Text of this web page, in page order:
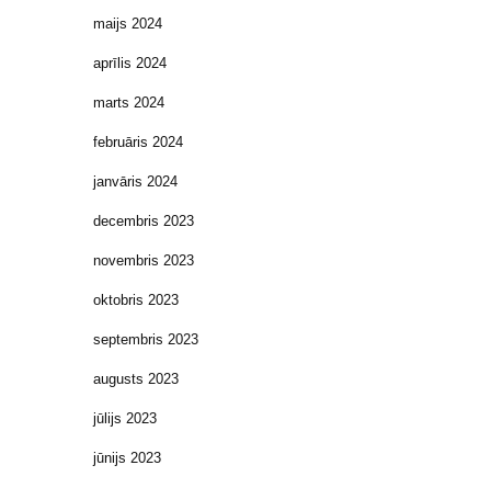
maijs 2024
aprīlis 2024
marts 2024
februāris 2024
janvāris 2024
decembris 2023
novembris 2023
oktobris 2023
septembris 2023
augusts 2023
jūlijs 2023
jūnijs 2023